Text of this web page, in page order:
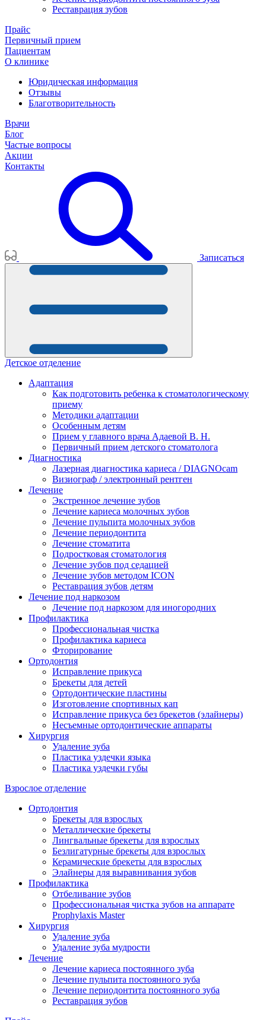
Реставрация зубов
Прайс
Первичный прием
Пациентам
О клинике
Юридическая информация
Отзывы
Благотворительность
Врачи
Блог
Частые вопросы
Акции
Контакты
Записаться
Детское отделение
Адаптация
Как подготовить ребенка к стоматологическому
приему
Методики адаптации
Особенным детям
Прием у главного врача Адаевой В. Н.
Первичный прием детского стоматолога
Диагностика
Лазерная диагностика кариеса / DIAGNOcam
Визиограф / электронный рентген
Лечение
Экстренное лечение зубов
Лечение кариеса молочных зубов
Лечение пульпита молочных зубов
Лечение периодонтита
Лечение стоматита
Подростковая стоматология
Лечение зубов под седацией
Лечение зубов методом ICON
Реставрация зубов детям
Лечение под наркозом
Лечение под наркозом для иногородних
Профилактика
Профессиональная чистка
Профилактика кариеса
Фторирование
Ортодонтия
Исправление прикуса
Брекеты для детей
Ортодонтические пластины
Изготовление спортивных кап
Исправление прикуса без брекетов (элайнеры)
Несъемные ортодонтические аппараты
Хирургия
Удаление зуба
Пластика уздечки языка
Пластика уздечки губы
Взрослое отделение
Ортодонтия
Брекеты для взрослых
Металлические брекеты
Лингвальные брекеты для взрослых
Безлигатурные брекеты для взрослых
Керамические брекеты для взрослых
Элайнеры для выравнивания зубов
Профилактика
Отбеливание зубов
Профессиональная чистка зубов на аппарате
Prophylaxis Master
Хирургия
Удаление зуба
Удаление зуба мудрости
Лечение
Лечение кариеса постоянного зуба
Лечение пульпита постоянного зуба
Лечение периодонтита постоянного зуба
Реставрация зубов